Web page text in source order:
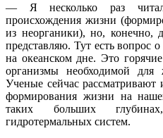
— Я несколько раз
происхождения жизни
из неорганики), но, конечно,
представляю. Тут есть вопрос
на океанском дне. Это
организмы необходимой для
Ученые сейчас
формирования жизни на
таких больших
гидротермальных систем.